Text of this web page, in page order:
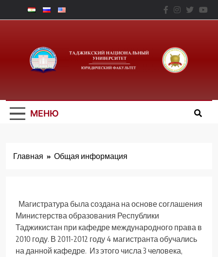
Перейти
к
Юридический
Факальтет – ТНУ
МЕНЮ
Главная Общая информация
Магистратура была создана на основе соглашения
Министерства образования Республики
Таджикистан при кафедре международного права в
2010 году. В 2011-2012 году 4 магистранта обучались
на данной кафедре. Из этого числа 3 человека,